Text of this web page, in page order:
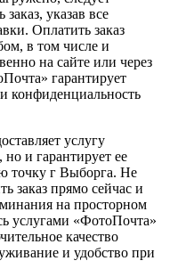
указав все
Оплатить заказ
в том числе и
на сайте или через
гарантирует
конфиденциальность
услугу
но и гарантирует ее
точку г Выборга. Не
заказ прямо сейчас и
на просторном
услугами «ФотоПочта»
качество
и удобство при